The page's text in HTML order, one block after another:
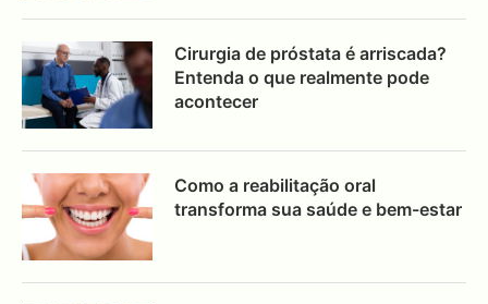
Cirurgia de próstata é arriscada?
Entenda o que realmente pode
acontecer
Como a reabilitação oral
transforma sua saúde e bem-estar